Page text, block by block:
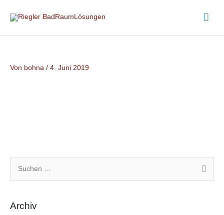
Inhalt
Von bohna / 4. Juni 2019
h
Archiv